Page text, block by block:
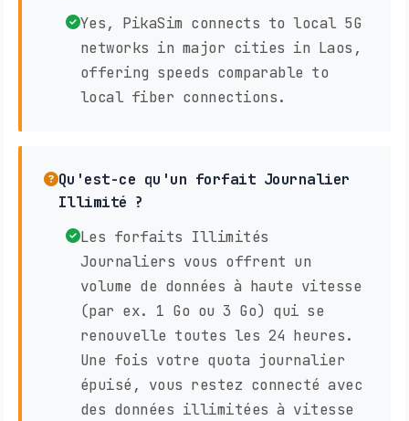
Yes, PikaSim connects to local 5G
networks in major cities in Laos,
offering speeds comparable to
local fiber connections.
Qu'est-ce qu'un forfait Journalier
Illimité ?
Les forfaits Illimités
Journaliers vous offrent un
volume de données à haute vitesse
(par ex. 1 Go ou 3 Go) qui se
renouvelle toutes les 24 heures.
Une fois votre quota journalier
épuisé, vous restez connecté avec
des données illimitées à vitesse